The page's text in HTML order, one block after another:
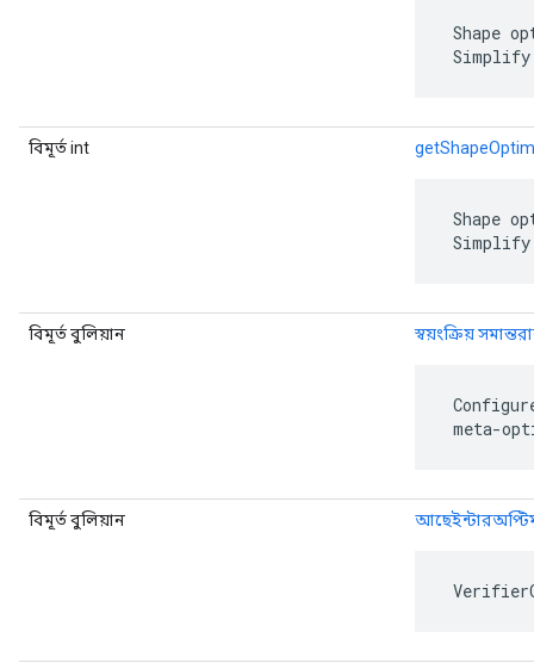
Shape
Simplify
বিমূর্ত int
Shape
Simplify
বিমূর্ত বুলিয়ান স্বয়ংক্রিয়
meta-
বিমূর্ত বুলিয়ান